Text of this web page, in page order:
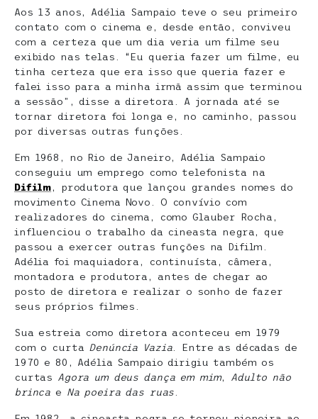
Aos 13 anos, Adélia Sampaio teve o seu primeiro
contato com o cinema e, desde então, conviveu
com a certeza que um dia veria um filme seu
exibido nas telas. “Eu queria fazer um filme, eu
tinha certeza que era isso que queria fazer e
falei isso para a minha irmã assim que terminou
a sessão”, disse a diretora. A jornada até se
tornar diretora foi longa e, no caminho, passou
por diversas outras funções.
Em 1968, no Rio de Janeiro, Adélia Sampaio
conseguiu um emprego como telefonista na
Difilm, produtora que lançou grandes nomes do
movimento Cinema Novo. O convívio com
realizadores do cinema, como Glauber Rocha,
influenciou o trabalho da cineasta negra, que
passou a exercer outras funções na Difilm.
Adélia foi maquiadora, continuísta, câmera,
montadora e produtora, antes de chegar ao
posto de diretora e realizar o sonho de fazer
seus próprios filmes.
Sua estreia como diretora aconteceu em 1979
com o curta
Denúncia Vazia. Entre as décadas de
1970 e 80, Adélia Sampaio dirigiu também os
curtas Agora um deus dança em mim, Adulto não
brinca e Na poeira das ruas